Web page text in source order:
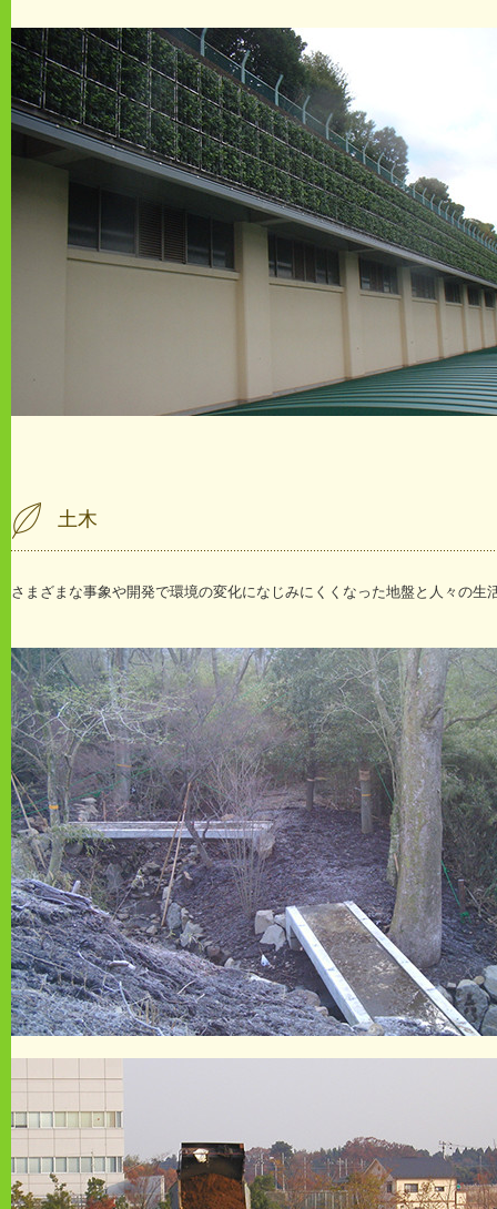
土木
さまざまな事象や開発で環境の変化になじみにくくなった地盤と人々の